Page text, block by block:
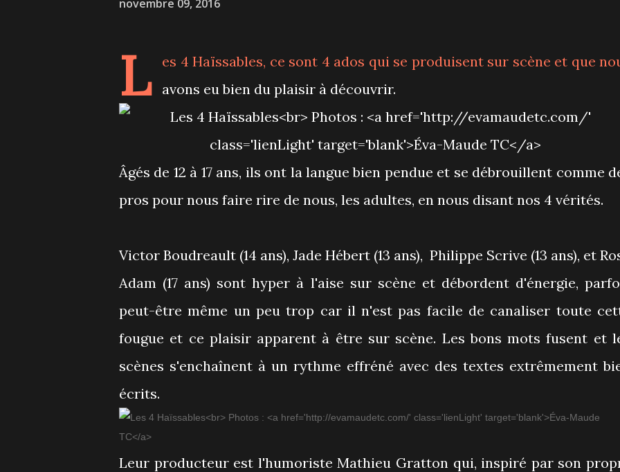
novembre 09, 2016
L es 4 Haïssables, ce sont 4 ados qui se produisent sur scène et que
avons eu bien du plaisir à découvrir.
Âgés de 12 à 17 ans, ils ont la langue bien pendue et se débrouillent comme
pros pour nous faire rire de nous, les adultes, en nous disant nos 4 vérités.
Victor Boudreault (14 ans), Jade Hébert (13 ans), Philippe Scrive (13 ans), et
Adam (17 ans) sont hyper à l'aise sur scène et débordent d'énergie,
peut-être même un peu trop car il n'est pas facile de canaliser toute
fougue et ce plaisir apparent à être sur scène. Les bons mots fusent et
scènes s'enchaînent à un rythme effréné avec des textes extrêmement
écrits.
Leur producteur est l'humoriste Mathieu Gratton qui, inspiré par son